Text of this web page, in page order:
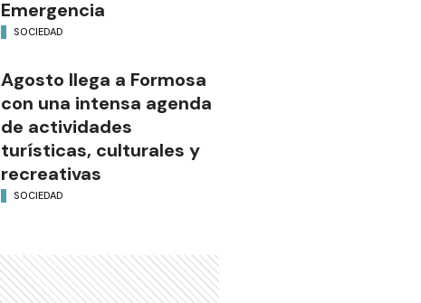
Emergencia
SOCIEDAD
Agosto llega a Formosa
con una intensa agenda
de actividades
turísticas, culturales y
recreativas
SOCIEDAD